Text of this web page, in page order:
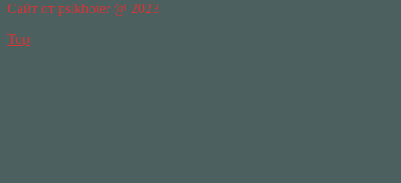
Сайт от psikhoter @ 2023
Top